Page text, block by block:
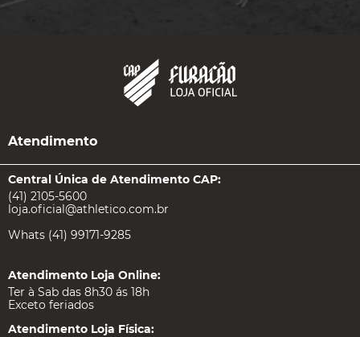
Atendimento
Central Única de Atendimento CAP:
(41) 2105-5600
loja.oficial@athletico.com.br
Whats (41) 99171-9285
Atendimento Loja Online:
Ter à Sab das 8h30 ás 18h
Exceto feriados
Atendimento Loja Física: